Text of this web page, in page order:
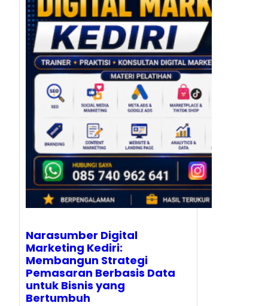
Narasumber Digital
Marketing Kediri:
Membangun Strategi
Pemasaran Berbasis Data
untuk Bisnis yang
Bertumbuh